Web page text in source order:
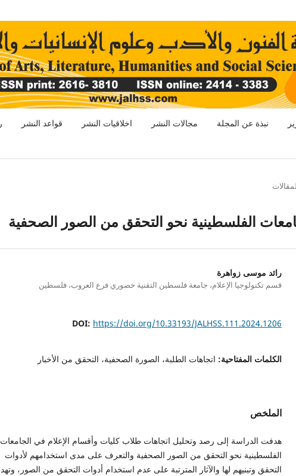
نبذة عن المجلة مجالات النشر اخلاقيات النشر قواعد النشر
الفلسطينية نحو التحقق من الصور الصحفية
رائد موسى زواهرة
قسم تكنولوجيا الإعلام، جامعة فلسطين التقنية خضوري فرع العروب، فلسطين
DOI: https://doi.org/10.33193/JALHSS.111.2024.1206
الكلمات المفتاحية: اتجاهات الطلبة، الصورة الصحفية، التحقق من الأخبار
الملخص
هدفت الدراسة إلى رصد وتحليل اتجاهات طلاب كليات وأقسام الإعلام في الجامعات
الفلسطينية نحو التحقق من الصور الصحفية والتعرف على مدى استخدامهم لأدوات
التحقق وتبنيهم لها والآثار المترتبة على عدم استخدام أدوات التحقق من الصور،